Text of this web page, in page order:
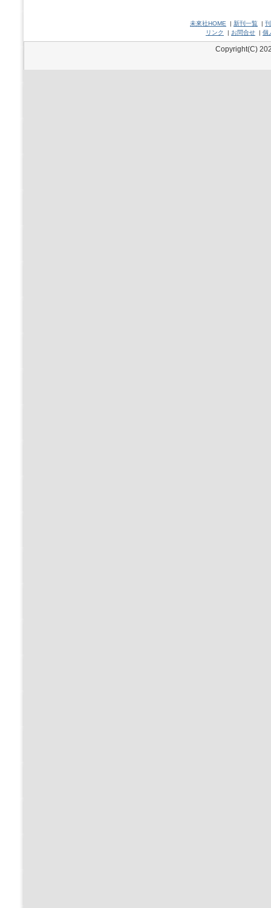
未來社HOME | 新刊一覧 |
リンク
| お問合せ | 個
Copyright(C)